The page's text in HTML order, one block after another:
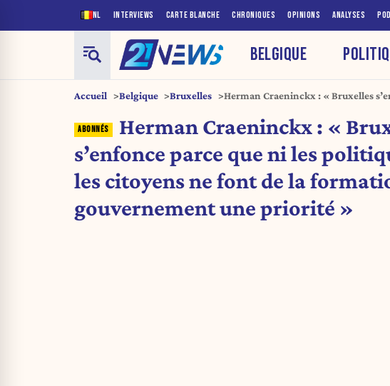
NL INTERVIEWS CARTE BLANCHE CHRONIQUES OPINIONS ANALYSES
BELGIQUE
Accueil Belgique Bruxelles
Herman Craeninckx : « Bruxelles
gouvernement une priorité »
Herman Craeninckx : «
s’enfonce parce que ni les
les citoyens ne font de la
gouvernement une priorité »